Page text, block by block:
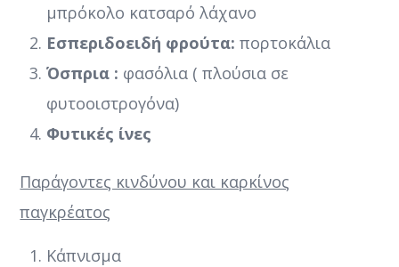
μπρόκολο κατσαρό λάχανο
Εσπεριδοειδή φρούτα: πορτοκάλια
Όσπρια : φασόλια ( πλούσια σε
φυτοοιστρογόνα)
Φυτικές ίνες
Παράγοντες κινδύνου και καρκίνος
παγκρέατος
Κάπνισμα